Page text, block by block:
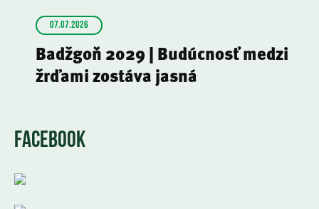
07.07.2026
Badžgoň 2029 | Budúcnosť medzi
žrďami zostáva jasná
FACEBOOK